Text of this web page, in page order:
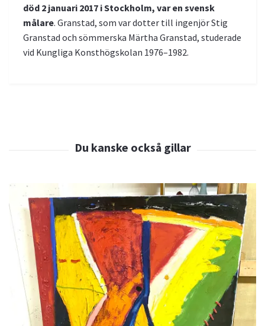
död 2 januari 2017 i Stockholm, var en svensk
målare. Granstad, som var dotter till ingenjör Stig
Granstad och sömmerska Märtha Granstad, studerade
vid Kungliga Konsthögskolan 1976–1982.